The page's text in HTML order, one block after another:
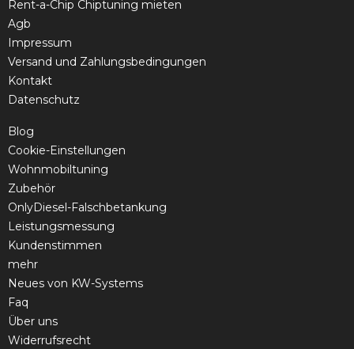
Rent-a-Chip Chiptuning mieten
Agb
Impressum
Versand und Zahlungsbedingungen
Kontakt
Datenschutz
Blog
Cookie-Einstellungen
Wohnmobiltuning
Zubehör
OnlyDiesel-Falschbetankung
Leistungsmessung
Kundenstimmen
mehr
Neues von KW-Systems
Faq
Über uns
Widerrufsrecht